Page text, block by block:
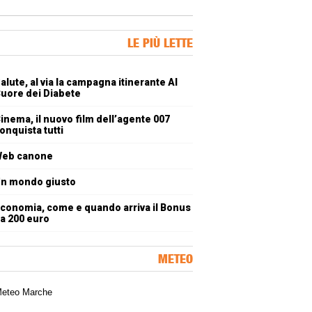
LE PIÙ LETTE
al via la campagna itinerante Al
dei Diabete
il nuovo film dell’agente 007
tutti
canone
mondo giusto
come e quando arriva il Bonus
200 euro
METEO
meteorologica delle Marche